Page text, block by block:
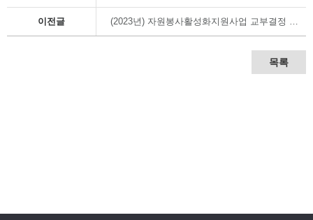
이전글 (2023년) 자원봉사활성화지원사업 교부결정 내역
목록